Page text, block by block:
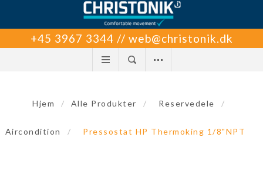
+45 3967 3344 // web@christonik.dk
Hjem / Alle Produkter / Reservedele /
Aircondition / Pressostat HP Thermoking 1/8"NPT